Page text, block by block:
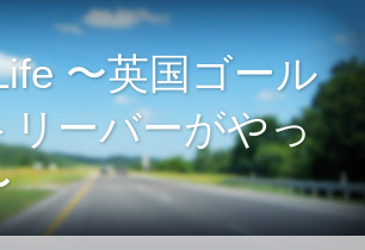
〜英国ゴール
リーバーがやっ